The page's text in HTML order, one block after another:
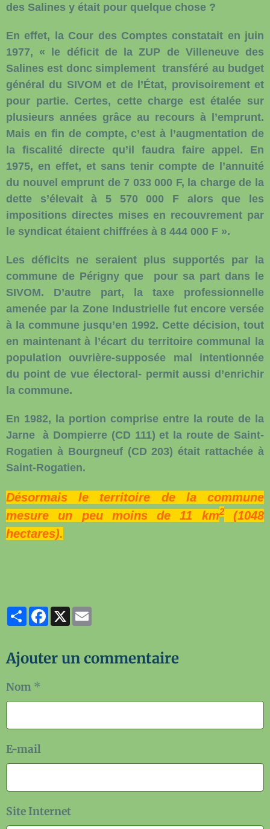
des Salines y était pour quelque chose ?
En effet, la Cour des Comptes constatait en juin
1977, « le déficit de la ZUP de Villeneuve des
Salines est donc simplement transféré au budget
général du SIVOM et de l’État, provisoirement et
pour partie. Certes, cette charge est étalée sur
plusieurs années grâce au recours à l’emprunt.
Mais en fin de compte, c’est à l’augmentation de
la fiscalité directe qu’il faudra faire appel. En
1975, en effet, et sans tenir compte de l’annuité
du nouvel emprunt de 7 033 000 F, la charge de la
dette s’élevait à 5 570 000 F alors que les
impositions directes mises en recouvrement par
le syndicat étaient chiffrées à 8 444 000 F ».
Les déficits ne seraient plus supportés par la
commune de Périgny que
pour sa part dans le
SIVOM. D’autre part, la taxe professionnelle
amenée par la Zone Industrielle fut encore versée
à la commune jusqu’en 1992. Cette décision, tout
en maintenant à l’écart du territoire communal la
population ouvrière-supposée mal intentionnée
du point de vue électoral- permit aussi d’enrichir
la commune.
En 1982, la portion comprise entre la route de la
Jarne
à Dompierre (CD 111) et la route de Saint-
Rogatien à Bourgneuf (CD 203) était rattachée à
Saint-Rogatien.
Désormais le territoire de la commune
mesure un peu moins de 11 km2(1048
hectares).
PartagerFacebook
X
Ajouter un commentaire
Nom
E-mail
Site Internet